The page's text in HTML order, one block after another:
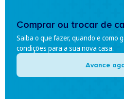
Comprar ou trocar de
Saiba o que fazer, quando e como
condições para a sua nova casa.
Avance